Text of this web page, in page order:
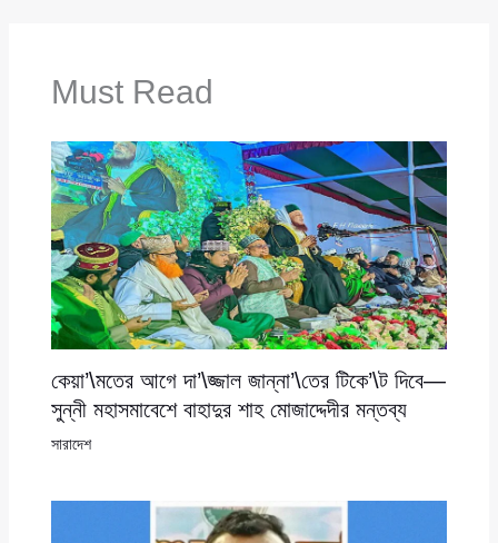
Must Read
কেয়া’\মতের আগে দা’\জ্জাল জান্না’\তের টিকে’\ট দিবে—
সুন্নী মহাসমাবেশে বাহাদুর শাহ মোজাদ্দেদীর মন্তব্য
সারাদেশ